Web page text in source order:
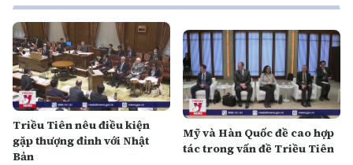
Triều Tiên nêu điều kiện
gặp thượng đỉnh với Nhật
Bản
Mỹ và Hàn Quốc đề cao hợp
tác trong vấn đề Triều Tiên